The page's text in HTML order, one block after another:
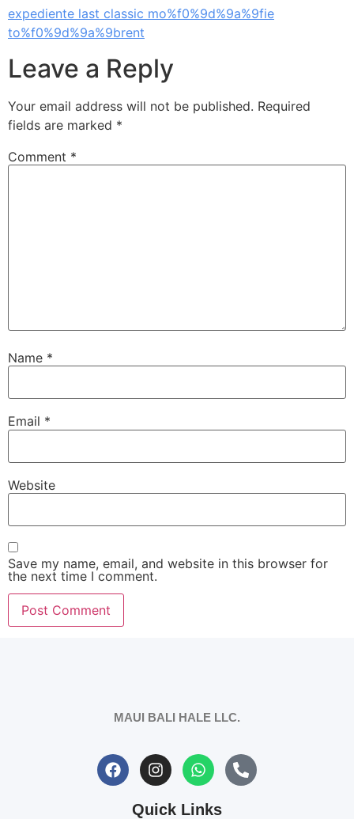
expediente last classic mo%f0%9d%9a%9fie
to%f0%9d%9a%9brent
Leave a Reply
Your email address will not be published. Required
fields are marked *
Comment *
Name *
Email *
Website
Save my name, email, and website in this browser for
the next time I comment.
MAUI BALI HALE LLC.
Quick Links